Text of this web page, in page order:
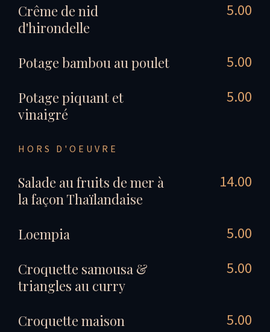
Crême de nid
d'hirondelle
5.00
Potage bambou au poulet 5.00
Potage piquant et
vinaigré
5.00
HORS D'OEUVRE
Salade au fruits de mer à
la façon Thaïlandaise
14.00
Loempia 5.00
Croquette samousa &
triangles au curry
5.00
Croquette maison 5.00